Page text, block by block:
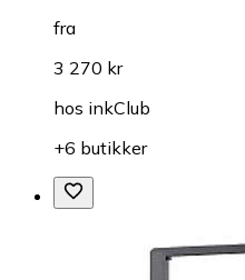
fra
3 270 kr
hos inkClub
+6 butikker